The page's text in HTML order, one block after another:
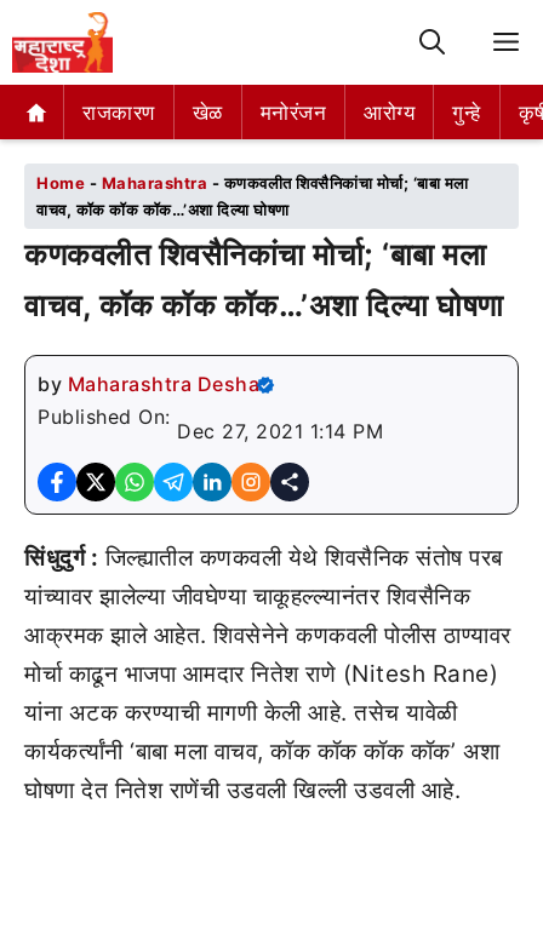
राजकारण खेळ मनोरंजन आरोग्य गुन्हे
राजकारण खेळ मनोरंजन आरोग्य गुन्हे
Home - Maharashtra -कणकवलीत शिवसैनिकांचा मोर्चा; ‘बाबा मला
वाचव, कॉक कॉक कॉक…’अशा दिल्या घोषणा
कणकवलीत शिवसैनिकांचा मोर्चा; ‘बाबा मला
वाचव, कॉक कॉक कॉक…’अशा दिल्या घोषणा
by Maharashtra Desha
Published On:
Dec 27, 2021 1:14 PM
सिंधुदुर्ग : जिल्ह्यातील कणकवली येथे शिवसैनिक संतोष परब
यांच्यावर झालेल्या जीवघेण्या चाकूहल्ल्यानंतर शिवसैनिक
आक्रमक झाले आहेत. शिवसेनेने कणकवली पोलीस ठाण्यावर
मोर्चा काढून भाजपा आमदार नितेश राणे (Nitesh Rane)
यांना अटक करण्याची मागणी केली आहे. तसेच यावेळी
कार्यकर्त्यांनी ‘बाबा मला वाचव, कॉक कॉक कॉक कॉक’ अशा
घोषणा देत नितेश राणेंची उडवली खिल्ली उडवली आहे.